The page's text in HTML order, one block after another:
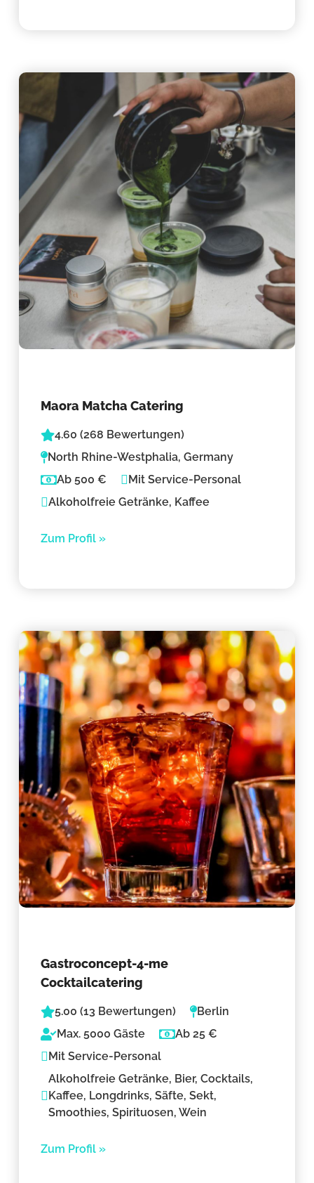
Maora Matcha Catering
4.60 (268 Bewertungen)
North Rhine-Westphalia, Germany
Ab 500 €
Mit Service-Personal
Alkoholfreie Getränke, Kaffee
Zum Profil »
Gastroconcept-4-me
Cocktailcatering
5.00 (13 Bewertungen)
Berlin
Max. 5000 Gäste
Ab 25 €
Mit Service-Personal
Alkoholfreie Getränke, Bier, Cocktails,
Kaffee, Longdrinks, Säfte, Sekt,
Smoothies, Spirituosen, Wein
Zum Profil »